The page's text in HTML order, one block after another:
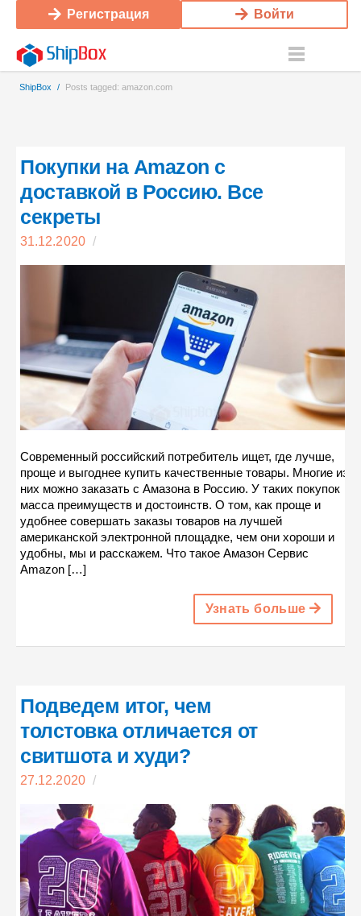
Регистрация Войти
ShipBox / Posts tagged: amazon.com
Покупки на Аmazon с
доставкой в Россию. Все
секреты
31.12.2020 /
Современный российский потребитель ищет, где лучше,
проще и выгоднее купить качественные товары. Многие из
них можно заказать с Амазона в Россию. У таких покупок
масса преимуществ и достоинств. О том, как проще и
удобнее совершать заказы товаров на лучшей
американской электронной площадке, чем они хороши и
удобны, мы и расскажем. Что такое Амазон Сервис
Amazon […]
Узнать больше
Подведем итог, чем
толстовка отличается от
свитшота и худи?
27.12.2020 /